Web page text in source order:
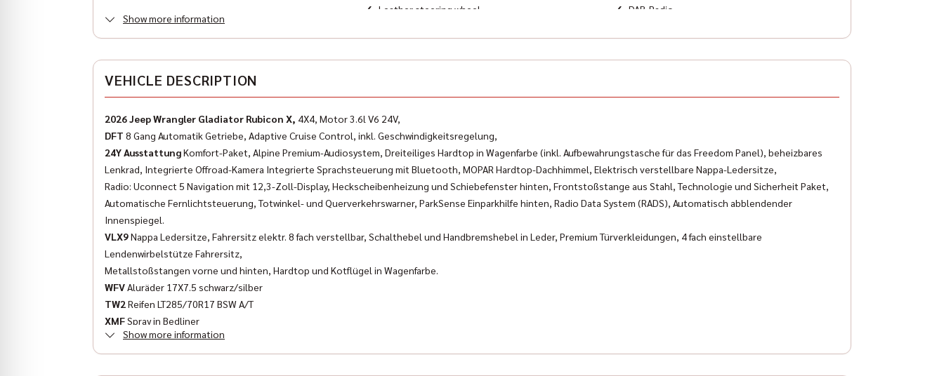
✓ Elektrische Fensterheber
✓ Leather steering wheel
✓ Tire pressure control
✓ DAB-Radio
Show more information
VEHICLE DESCRIPTION
2026 Jeep Wrangler Gladiator Rubicon X, 4X4, Motor 3.6l V6 24V,
DFT 8 Gang Automatik Getriebe, Adaptive Cruise Control, inkl. Geschwindigkeitsregelung,
24Y AusstattungKomfort-Paket, Alpine Premium-Audiosystem, Dreiteiliges Hardtop in Wagenfarbe (inkl. Aufbewahrungstasche für das Freedom Panel), beheizbares
Lenkrad, Integrierte Offroad-Kamera Integrierte Sprachsteuerung mit Bluetooth, MOPAR Hardtop-Dachhimmel, Elektrisch verstellbare Nappa-Ledersitze,
Radio: Uconnect 5 Navigation mit 12,3-Zoll-Display, Heckscheibenheizung und Schiebefenster hinten, Frontstoßstange aus Stahl, Technologie und Sicherheit Paket,
Automatische Fernlichtsteuerung, Totwinkel- und Querverkehrswarner, ParkSense Einparkhilfe hinten, Radio Data System (RADS), Automatisch abblendender
Innenspiegel.
VLX9Nappa Ledersitze, Fahrersitz elektr. 8 fach verstellbar, Schalthebel und Handbremshebel in Leder, Premium Türverkleidungen, 4 fach einstellbare
Lendenwirbelstütze Fahrersitz,
Metallstoßstangen vorne und hinten, Hardtop und Kotflügel in Wagenfarbe.
WFVAluräder 17X7.5 schwarz/silber
TW2Reifen LT285/70R17 BSW A/T
XMFSpray in Bedliner
2 Jahre Garantie bis 100.000 km
Show more information